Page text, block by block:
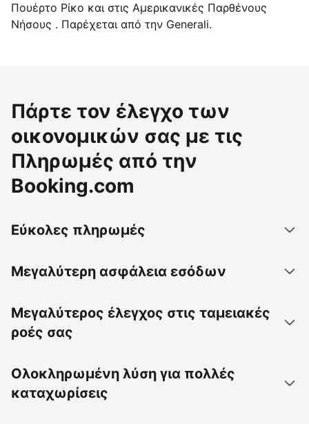
Πουέρτο Ρίκο και στις Αμερικανικές Παρθένους
Νήσους . Παρέχεται από την Generali.
Πάρτε τον έλεγχο των
οικονομικών σας με τις
Πληρωμές από την
Booking.com
Εύκολες πληρωμές
Μεγαλύτερη ασφάλεια εσόδων
Μεγαλύτερος έλεγχος στις ταμειακές
ροές σας
Ολοκληρωμένη λύση για πολλές
καταχωρίσεις